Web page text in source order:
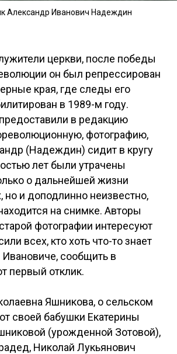
Александр Иванович Надеждин
церкви, после победы
он был репрессирован
края, где следы его
в 1989-м году.
в редакцию
фотографию,
(Надеждин) сидит в кругу
лет были утрачены
о дальнейшей жизни
но и доподлинно неизвестно,
на снимке. Авторы
фотографии интересуют
всех, кто хоть что-то знает
сообщить в
первый отклик.
Яшникова, о сельском
своей бабушки Екатерины
(урожденной Зотовой),
Николай Лукьянович